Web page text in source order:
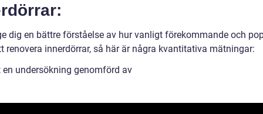
dig en bättre förståelse av hur vanligt förekommande och
renovera innerdörrar, så här är några kvantitativa mätningar:
en undersökning genomförd av